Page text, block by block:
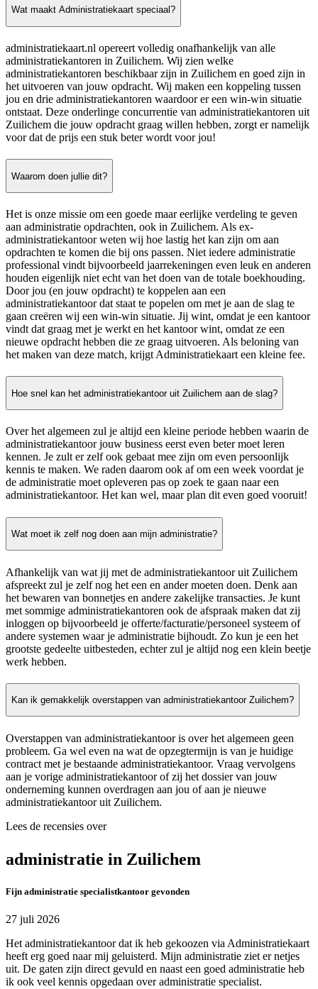
Wat maakt Administratiekaart speciaal?
administratiekaart.nl opereert volledig onafhankelijk van alle
administratiekantoren in Zuilichem. Wij zien welke
administratiekantoren beschikbaar zijn in Zuilichem en goed zijn in
het uitvoeren van jouw opdracht. Wij maken een koppeling tussen
jou en drie administratiekantoren waardoor er een win-win situatie
ontstaat. Deze onderlinge concurrentie van administratiekantoren uit
Zuilichem die jouw opdracht graag willen hebben, zorgt er namelijk
voor dat de prijs een stuk beter wordt voor jou!
Waarom doen jullie dit?
Het is onze missie om een goede maar eerlijke verdeling te geven
aan administratie opdrachten, ook in Zuilichem. Als ex-
administratiekantoor weten wij hoe lastig het kan zijn om aan
opdrachten te komen die bij ons passen. Niet iedere administratie
professional vindt bijvoorbeeld jaarrekeningen even leuk en anderen
houden eigenlijk niet echt van het doen van de totale boekhouding.
Door jou (en jouw opdracht) te koppelen aan een
administratiekantoor dat staat te popelen om met je aan de slag te
gaan creëren wij een win-win situatie. Jij wint, omdat je een kantoor
vindt dat graag met je werkt en het kantoor wint, omdat ze een
nieuwe opdracht hebben die ze graag uitvoeren. Als beloning van
het maken van deze match, krijgt Administratiekaart een kleine fee.
Hoe snel kan het administratiekantoor uit Zuilichem aan de slag?
Over het algemeen zul je altijd een kleine periode hebben waarin de
administratiekantoor jouw business eerst even beter moet leren
kennen. Je zult er zelf ook gebaat mee zijn om even persoonlijk
kennis te maken. We raden daarom ook af om een week voordat je
de administratie moet opleveren pas op zoek te gaan naar een
administratiekantoor. Het kan wel, maar plan dit even goed vooruit!
Wat moet ik zelf nog doen aan mijn administratie?
Afhankelijk van wat jij met de administratiekantoor uit Zuilichem
afspreekt zul je zelf nog het een en ander moeten doen. Denk aan
het bewaren van bonnetjes en andere zakelijke transacties. Je kunt
met sommige administratiekantoren ook de afspraak maken dat zij
inloggen op bijvoorbeeld je offerte/facturatie/personeel systeem of
andere systemen waar je administratie bijhoudt. Zo kun je een het
grootste gedeelte uitbesteden, echter zul je altijd nog een klein beetje
werk hebben.
Kan ik gemakkelijk overstappen van administratiekantoor Zuilichem?
Overstappen van administratiekantoor is over het algemeen geen
probleem. Ga wel even na wat de opzegtermijn is van je huidige
contract met je bestaande administratiekantoor. Vraag vervolgens
aan je vorige administratiekantoor of zij het dossier van jouw
onderneming kunnen overdragen aan jou of aan je nieuwe
administratiekantoor uit Zuilichem.
Lees de recensies over
administratie in Zuilichem
Fijn administratie specialistkantoor gevonden
27 juli 2026
Het administratiekantoor dat ik heb gekoozen via Administratiekaart
heeft erg goed naar mij geluisterd. Mijn administratie ziet er netjes
uit. De gaten zijn direct gevuld en naast een goed administratie heb
ik ook veel kennis opgedaan over administratie specialist.